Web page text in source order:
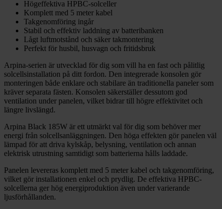
Högeffektiva HPBC-solceller
Komplett med 5 meter kabel
Takgenomföring ingår
Stabil och effektiv laddning av batteribanken
Lågt luftmotstånd och säker takmontering
Perfekt för husbil, husvagn och fritidsbruk
Arpina-serien är utvecklad för dig som vill ha en fast och pålitlig
solcellsinstallation på ditt fordon. Den integrerade konsolen gör
monteringen både enklare och stabilare än traditionella paneler som
kräver separata fästen. Konsolen säkerställer dessutom god
ventilation under panelen, vilket bidrar till högre effektivitet och
längre livslängd.
Arpina Black 185W är ett utmärkt val för dig som behöver mer
energi från solcellsanläggningen. Den höga effekten gör panelen väl
lämpad för att driva kylskåp, belysning, ventilation och annan
elektrisk utrustning samtidigt som batterierna hålls laddade.
Panelen levereras komplett med 5 meter kabel och takgenomföring,
vilket gör installationen enkel och prydlig. De effektiva HPBC-
solcellerna ger hög energiproduktion även under varierande
ljusförhållanden.